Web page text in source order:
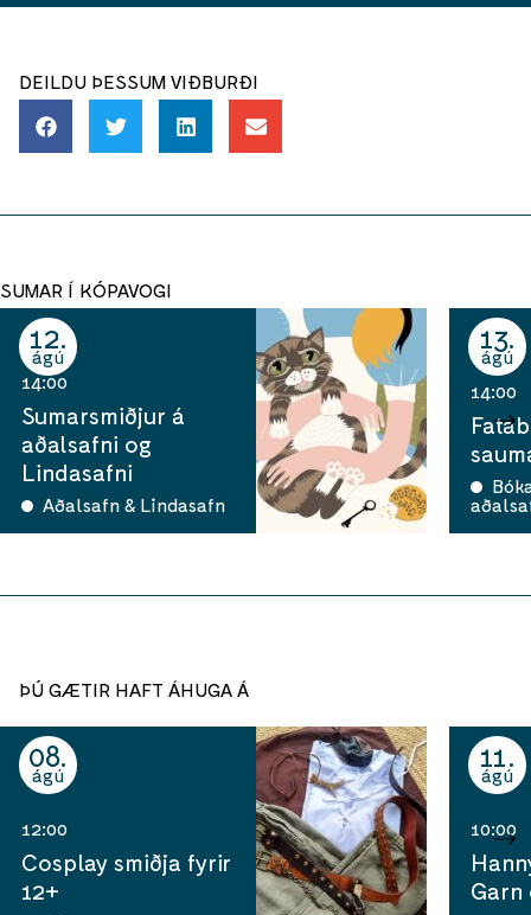
DEILDU ÞESSUM VIÐBURÐI
SUMAR Í KÓPAVOGI
12
ágú
14:00
Sumarsmiðjur á
aðalsafni og
Lindasafni
Aðalsafn & Lindasafn
13
ágú
14:00
ÞÚ GÆTIR HAFT ÁHUGA Á
08
ágú
12:00
Cosplay smiðja fyrir
12+
11
ágú
10:00
Garn